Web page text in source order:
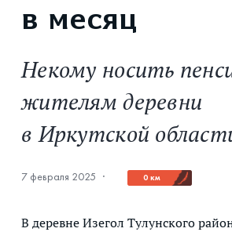
в месяц
Некому носить
жителям деревни
в Иркутской
7 февраля 2025 · 0 км
В деревне Изегол Тулунского